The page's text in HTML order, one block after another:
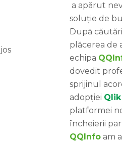
a apărut
soluție de
După
plăcerea de
echipa
dovedit
sprijinul
adopției
platformei
încheierii
QQInfo am